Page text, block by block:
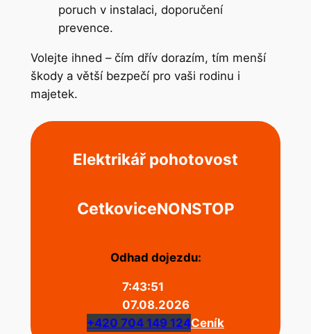
poruch v instalaci, doporučení
prevence.
Volejte ihned – čím dřív dorazím, tím menší
škody a větší bezpečí pro vaši rodinu i
majetek.
Elektrikář pohotovost
CetkoviceNONSTOP
Odhad dojezdu:
7:43:51
07.08.2026
+420 704 149 124Ceník